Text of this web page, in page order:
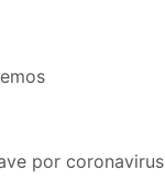
por coronavirus